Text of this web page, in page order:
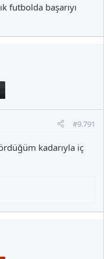
futbolda başarıyı
#9.791
kadarıyla iç